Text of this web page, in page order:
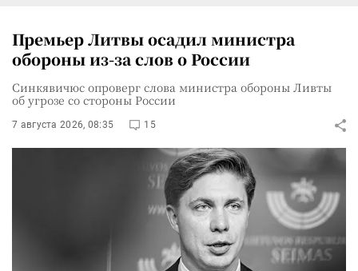
Премьер Литвы осадил министра
обороны из-за слов о России
Синкявичюс опроверг слова министра обороны Ливты
об угрозе со стороны России
7 августа 2026, 08:35 15